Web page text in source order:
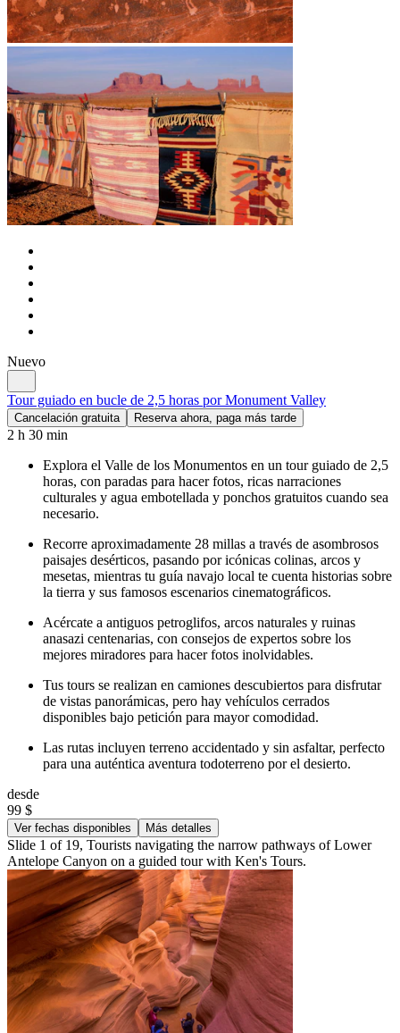
Nuevo
Tour guiado en bucle de 2,5 horas por Monument Valley
Cancelación gratuita Reserva ahora, paga más tarde
2 h 30 min
Explora el Valle de los Monumentos en un tour guiado de 2,5
horas, con paradas para hacer fotos, ricas narraciones
culturales y agua embotellada y ponchos gratuitos cuando sea
necesario.
Recorre aproximadamente 28 millas a través de asombrosos
paisajes desérticos, pasando por icónicas colinas, arcos y
mesetas, mientras tu guía navajo local te cuenta historias sobre
la tierra y sus famosos escenarios cinematográficos.
Acércate a antiguos petroglifos, arcos naturales y ruinas
anasazi centenarias, con consejos de expertos sobre los
mejores miradores para hacer fotos inolvidables.
Tus tours se realizan en camiones descubiertos para disfrutar
de vistas panorámicas, pero hay vehículos cerrados
disponibles bajo petición para mayor comodidad.
Las rutas incluyen terreno accidentado y sin asfaltar, perfecto
para una auténtica aventura todoterreno por el desierto.
desde
99 $
Ver fechas disponibles Más detalles
Slide 1 of 19, Tourists navigating the narrow pathways of Lower
Antelope Canyon on a guided tour with Ken's Tours.